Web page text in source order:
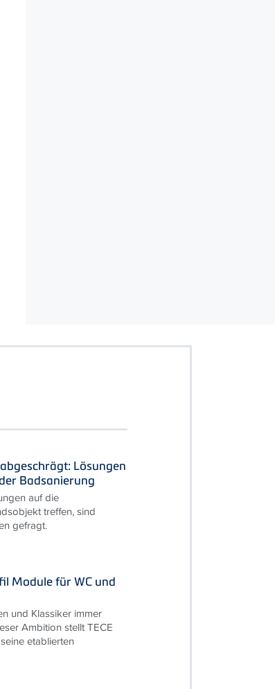
Lösungen
Badsanierung
auf die
treffen, sind
gefragt.
Module für WC und
und Klassiker immer
Ambition stellt TECE
etablierten